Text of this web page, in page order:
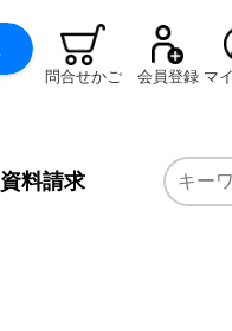
問合せかご 会員登録 マ
資料請求